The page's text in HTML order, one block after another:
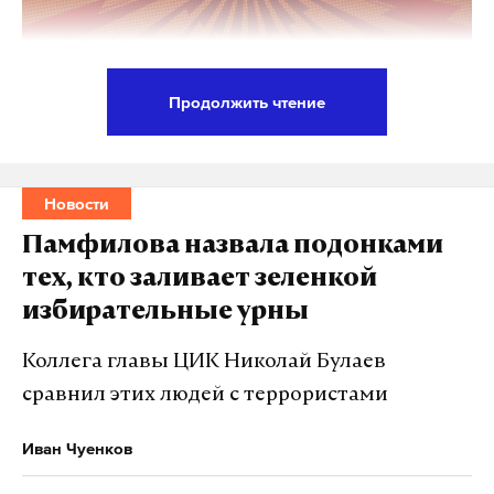
запугать жителей приграничных российских
регионов и сорвать выборы президента, в том
числе наносит удары по мирным населенным
пунктам. Действия противника не остаются и не
останутся безнаказанными. Об этом заявил
президент Владимир Путин на совещании с
По словам главы государства, ПВО уничтожает
Продолжить чтение
Новости
Памфилова назвала подонками
тех, кто заливает зеленкой
избирательные урны
Коллега главы ЦИК Николай Булаев
сравнил этих людей с террористами
Иван Чуенков